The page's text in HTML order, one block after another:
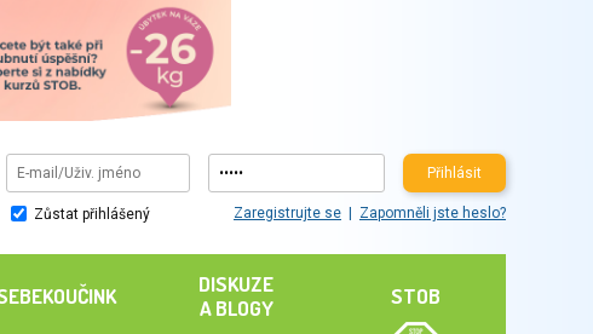
Přihlásit
Zůstat přihlášený Zaregistrujte se Zapomněli jste heslo?
DISKUZE
A BLOGY
STOB